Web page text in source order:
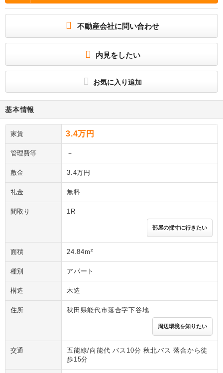
不動産会社に問い合わせ
内見をしたい
お気に入り追加
基本情報
家賃 3.4万円
管理費等 －
敷金 3.4万円
礼金 無料
間取り 1R
部屋の採寸に行きたい
面積 24.84m²
種別 アパート
構造 木造
住所 秋田県能代市落合字下谷地
周辺環境を知りたい
交通
五能線/向能代 バス10分 秋北バス 落合から徒
歩15分